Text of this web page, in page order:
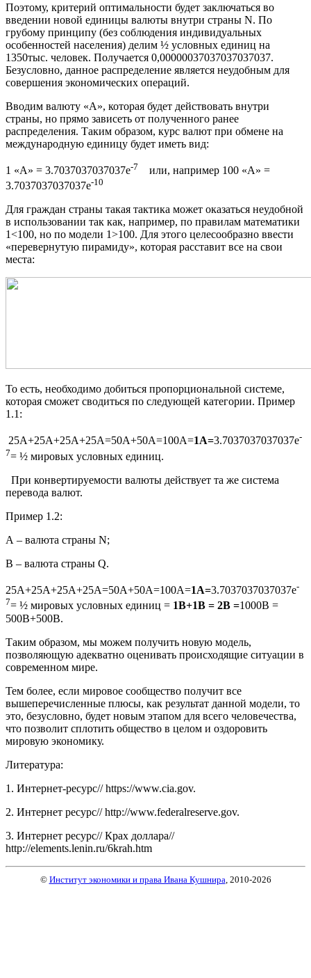
Поэтому, критерий оптимальности будет заключаться во
введении новой единицы валюты внутри страны N. По
грубому принципу (без соблюдения индивидуальных
особенностей населения) делим ½ условных единиц на
1350тыс. человек. Получается 0,00000037037037037037.
Безусловно, данное распределение является неудобным для
совершения экономических операций.
Вводим валюту «A», которая будет действовать внутри
страны, но прямо зависеть от полученного ранее
распределения. Таким образом, курс валют при обмене на
международную единицу будет иметь вид:
1 «А» = 3.7037037037037e-7
или, например 100 «А» =
3.7037037037037e-10
Для граждан страны такая тактика может оказаться неудобной
в использовании так как, например, по правилам математики
1<100, но по модели 1>100. Для этого целесообразно ввести
«перевернутую пирамиду», которая расставит все на свои
места:
То есть, необходимо добиться пропорциональной системе,
которая сможет сводиться по следующей категории. Пример
1.1:
25А+25А+25А+25А=50А+50А=100А=1А=3.7037037037037e-
7= ½ мировых условных единиц.
При конвертируемости валюты действует та же система
перевода валют.
Пример 1.2:
А – валюта страны N;
В – валюта страны Q.
25А+25А+25А+25А=50А+50А=100А=1А=3.7037037037037e-
7= ½ мировых условных единиц = 1В+1В = 2В =1000В =
500В+500В.
Таким образом, мы можем получить новую модель,
позволяющую адекватно оценивать происходящие ситуации в
современном мире.
Тем более, если мировое сообщество получит все
вышеперечисленные плюсы, как результат данной модели, то
это, безусловно, будет новым этапом для всего человечества,
что позволит сплотить общество в целом и оздоровить
мировую экономику.
Литература:
1. Интернет-ресурс// https://www.cia.gov.
2. Интернет ресурс// http://www.federalreserve.gov.
3. Интернет ресурс// Крах доллара//
http://elements.lenin.ru/6krah.htm
© Институт экономики и права Ивана Кушнира , 2010-2026